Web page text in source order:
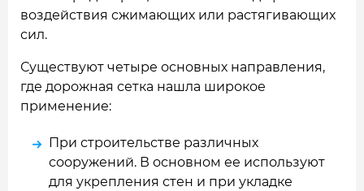
воздействия сжимающих или растягивающих
сил.
Существуют четыре основных направления,
где дорожная сетка нашла широкое
применение:
При строительстве различных
сооружений. В основном ее используют
для укрепления стен и при укладке